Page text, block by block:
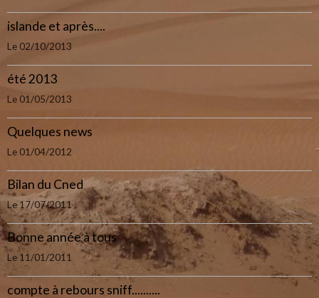
islande et après....
Le 02/10/2013
été 2013
Le 01/05/2013
Quelques news
Le 01/04/2012
Bilan du Cned
Le 17/07/2011
Bonne année à tous
Le 11/01/2011
compte à rebours sniff..........